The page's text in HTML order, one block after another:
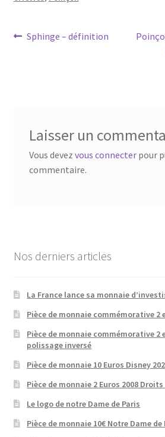
Sphinge – définition
Laisser un
Vous devez vous connecterpour
commentaire.
Nos derniers articles
La France lance sa monnaie
Pièce de monnaie commémorative 2
Pièce de monnaie commémorative 2
polissage inversé
Pièce de monnaie 10 Euros Disney
Pièce de monnaie 2 Euros 2008
Le logo de notre Dame de Paris
Pièce de monnaie 10€ Notre Dame de